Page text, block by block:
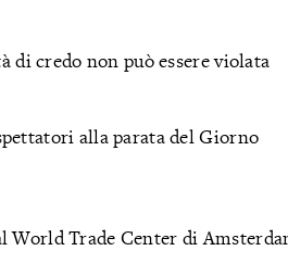
di credo non può essere violata
alla parata del Giorno
World Trade Center di